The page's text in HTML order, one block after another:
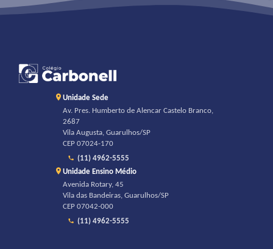
Unidade Sede
Av. Pres. Humberto de Alencar Castelo Branco,
2687
Vila Augusta, Guarulhos/SP
CEP 07024-170
(11) 4962-5555
Unidade Ensino Médio
Avenida Rotary, 45
Vila das Bandeiras, Guarulhos/SP
CEP 07042-000
(11) 4962-5555